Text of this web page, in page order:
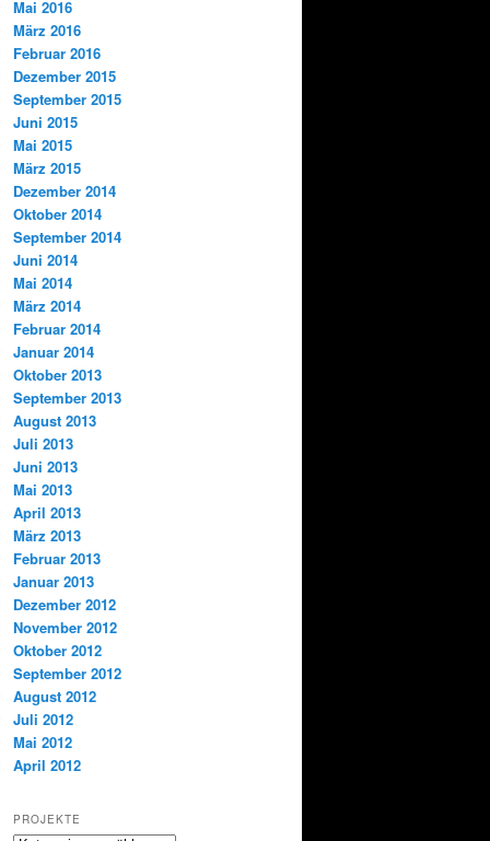
Mai 2016
März 2016
Februar 2016
Dezember 2015
September 2015
Juni 2015
Mai 2015
März 2015
Dezember 2014
Oktober 2014
September 2014
Juni 2014
Mai 2014
März 2014
Februar 2014
Januar 2014
Oktober 2013
September 2013
August 2013
Juli 2013
Juni 2013
Mai 2013
April 2013
März 2013
Februar 2013
Januar 2013
Dezember 2012
November 2012
Oktober 2012
September 2012
August 2012
Juli 2012
Mai 2012
April 2012
PROJEKTE